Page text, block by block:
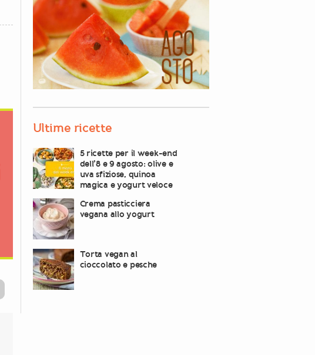
Ultime ricette
5 ricette per il week-end
dell’8 e 9 agosto: olive e
uva sfiziose, quinoa
magica e yogurt veloce
Crema pasticciera
vegana allo yogurt
Torta vegan al
cioccolato e pesche